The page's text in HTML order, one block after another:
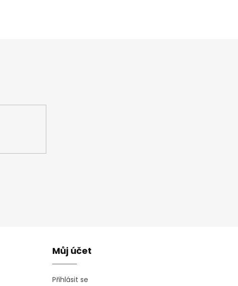
Můj účet
Přihlásit se